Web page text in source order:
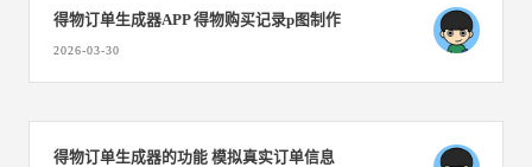
得物订单生成器APP 得物购买记录p图制作
2026-03-30
得物订单生成器的功能 模拟真实订单信息